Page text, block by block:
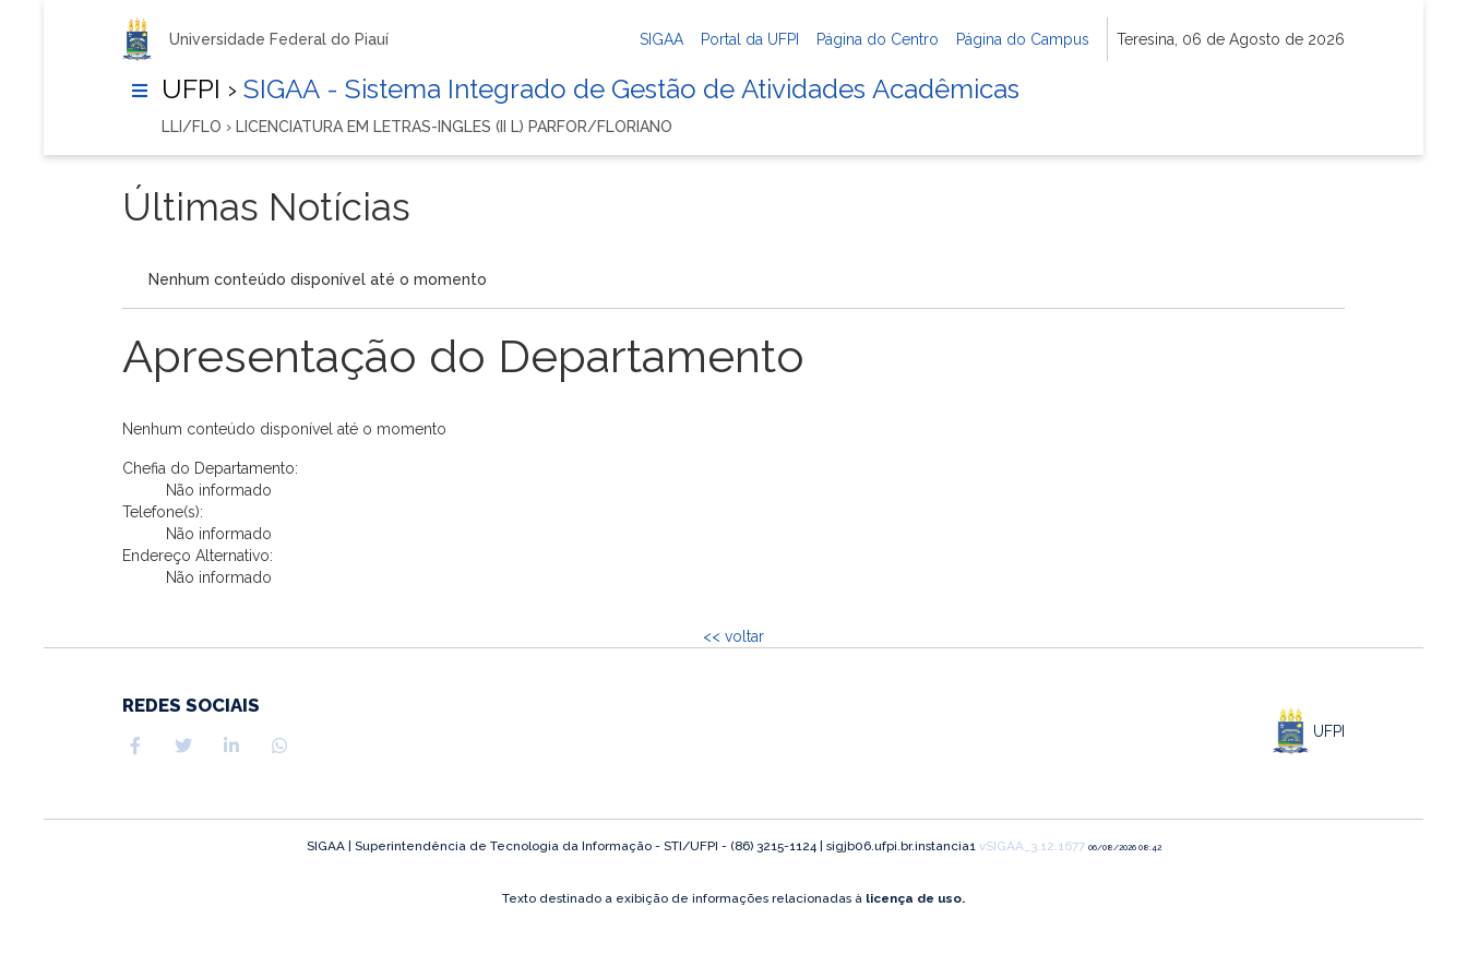
Universidade Federal do Piauí SIGAA Portal da UFPI Página do Centro Página do Campus Teresina, 06 de Agosto de 2026
UFPI › SIGAA - Sistema Integrado de Gestão de Atividades Acadêmicas
LLI/FLO › LICENCIATURA EM LETRAS-INGLES (II L) PARFOR/FLORIANO
Últimas Notícias
Nenhum conteúdo disponível até o momento
Apresentação do Departamento
Nenhum conteúdo disponível até o momento
Chefia do Departamento:
Não informado
Telefone(s):
Não informado
Endereço Alternativo:
Não informado
<< voltar
REDES SOCIAIS
UFPI
SIGAA | Superintendência de Tecnologia da Informação - STI/UFPI - (86) 3215-1124 | sigjb06.ufpi.br.instancia1 vSIGAA_3.12.1677 06/08/2026 08:42
Texto destinado a exibição de informações relacionadas à licença de uso.